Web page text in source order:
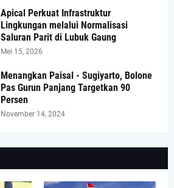
Apical Perkuat Infrastruktur
Lingkungan melalui Normalisasi
Saluran Parit di Lubuk Gaung
Mei 15, 2026
Menangkan Paisal - Sugiyarto, Bolone
Pas Gurun Panjang Targetkan 90
Persen
November 14, 2024